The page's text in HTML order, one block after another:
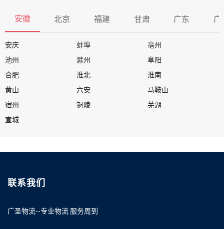
安徽 北京 福建 甘肃 广东 广
安庆 蚌埠
亳州
池州
滁州
阜阳
合肥
淮北
淮南
黄山
六安
马鞍山
宿州
铜陵
芜湖
宣城
联系我们
广圣物流--专业物流 服务周到